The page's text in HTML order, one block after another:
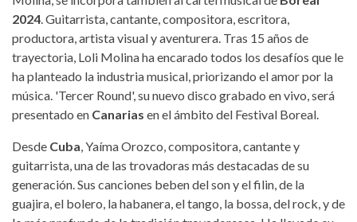
2024. Guitarrista, cantante, compositora, escritora,
productora, artista visual y aventurera. Tras 15 años de
trayectoria, Loli Molina ha encarado todos los desafíos que le
ha planteado la industria musical, priorizando el amor por la
música. 'Tercer Round', su nuevo disco grabado en vivo, será
presentado en Canarias en el ámbito del Festival Boreal.
Desde Cuba, Yaíma Orozco, compositora, cantante y
guitarrista, una de las trovadoras más destacadas de su
generación. Sus canciones beben del son y el filin, de la
guajira, el bolero, la habanera, el tango, la bossa, del rock, y de